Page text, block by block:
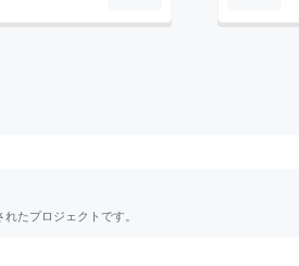
たプロジェクトです。